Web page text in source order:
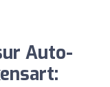
Auto-